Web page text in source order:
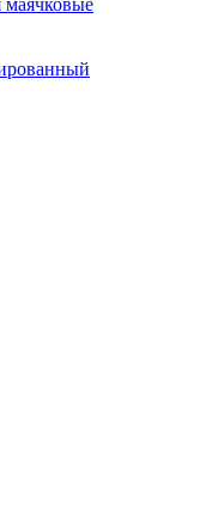
маячковые